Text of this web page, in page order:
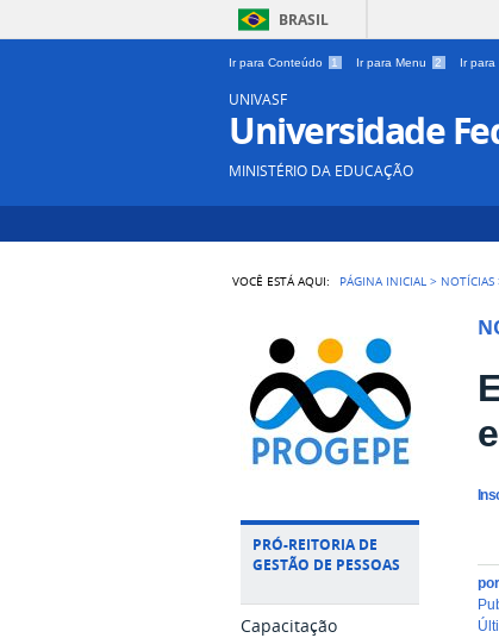
BRASIL
Ir para Conteúdo 1 Ir para Menu 2 Ir para
UNIVASF
Universidade
MINISTÉRIO DA EDUCAÇÃO
VOCÊ ESTÁ AQUI: PÁGINA INICIAL > NOTÍCIAS
PRÓ-REITORIA DE
GESTÃO DE PESSOAS
Capacitação
por